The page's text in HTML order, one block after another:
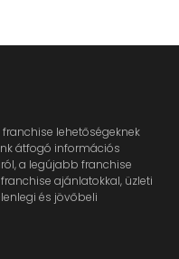
lehetőségeknek
átfogó információs
a legújabb franchise
ajánlatokkal, üzleti
és jövőbeli